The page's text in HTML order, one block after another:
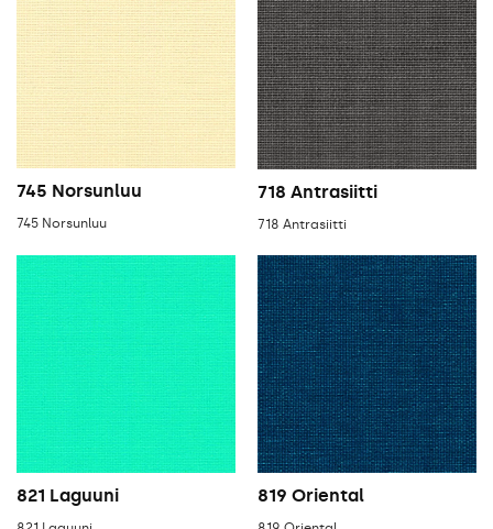
745 Norsunluu
745 Norsunluu
718 Antrasiitti
718 Antrasiitti
821 Laguuni 819 Oriental